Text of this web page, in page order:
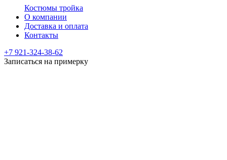
Костюмы тройка
О компании
Доставка и оплата
Контакты
+7 921-324-38-62
Записаться на примерку